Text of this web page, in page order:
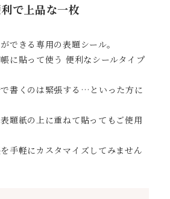
で上品な一枚
できる専用の表題シール。
に貼って使う 便利なシールタイプ
書くのは緊張する…といった方に
題紙の上に重ねて貼ってもご使用
手軽にカスタマイズしてみません